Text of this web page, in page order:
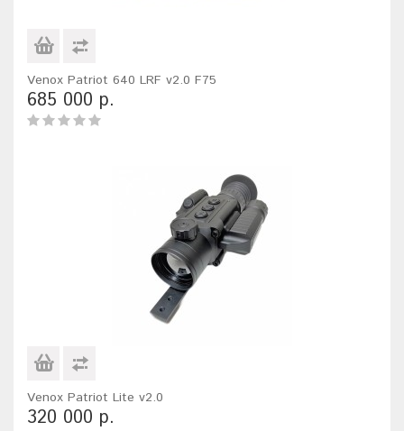
Venox Patriot 640 LRF v2.0 F75
685 000 р.
Venox Patriot Lite v2.0
320 000 р.